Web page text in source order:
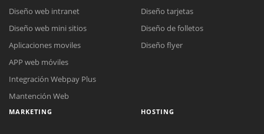
Diseño web intranet
Diseño web mini sitios
Aplicaciones moviles
APP web móviles
Integración Webpay Plus
Mantención Web
Diseño tarjetas
Diseño de folletos
Diseño flyer
MARKETING HOSTING